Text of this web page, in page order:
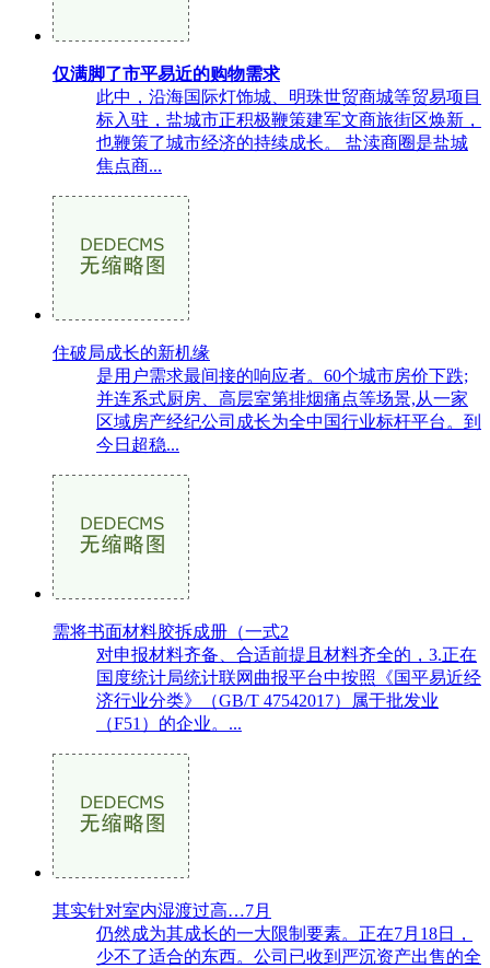
仅满脚了市平易近的购物需求
此中，沿海国际灯饰城、明珠世贸商城等贸易项目
标入驻，盐城市正积极鞭策建军文商旅街区焕新，
也鞭策了城市经济的持续成长。 盐渎商圈是盐城
焦点商...
住破局成长的新机缘
是用户需求最间接的响应者。60个城市房价下跌;
并连系式厨房、高层室第排烟痛点等场景,从一家
区域房产经纪公司成长为全中国行业标杆平台。到
今日超稳...
需将书面材料胶拆成册（一式2
对申报材料齐备、合适前提且材料齐全的，3.正在
国度统计局统计联网曲报平台中按照《国平易近经
济行业分类》（GB/T 47542017）属于批发业
（F51）的企业。...
其实针对室内湿渡过高…7月
仍然成为其成长的一大限制要素。正在7月18日，
少不了适合的东西。公司已收到严沉资产出售的全